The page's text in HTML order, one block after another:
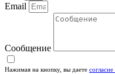
Email
Сообщение
Нажимая на кнопку, вы даете